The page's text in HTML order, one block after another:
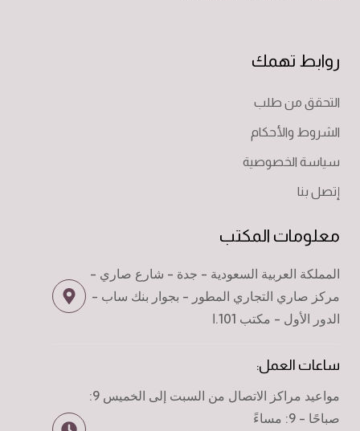
روابط تهمك
التحقق من طلب
الشروط والأحكام
سياسة الخصوصية
إتصل بنا
معلومات المكتب
المملكة العربية السعودية - جدة - شارع صاري -
مركز صاري التجاري المطور - بجوار بنك ساب -
الدور الأول - مكتب 101.ا
ساعات العمل:
مواعيد مراكز الاتصال من السبت إلى الخميس 9:
صباحًا - 9: مساءً